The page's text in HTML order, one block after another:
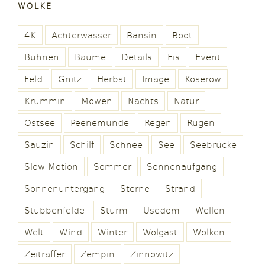
WOLKE
4K Achterwasser Bansin
Boot
Buhnen
Bäume Details Eis
Event
Feld
Gnitz Herbst Image
Koserow
Krummin
Möwen Nachts
Natur
Ostsee
Peenemünde Regen
Rügen
Sauzin
Schilf Schnee See
Seebrücke
Slow Motion
Sommer
Sonnenaufgang
Sonnenuntergang
Sterne
Strand
Stubbenfelde
Sturm Usedom
Wellen
Welt
Wind Winter Wolgast
Wolken
Zeitraffer
Zempin Zinnowitz